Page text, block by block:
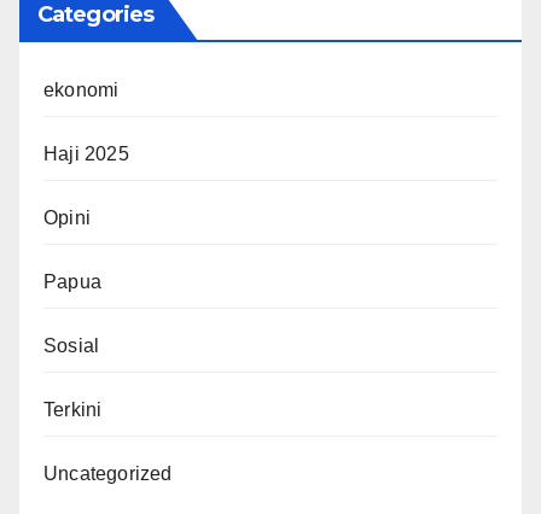
Categories
ekonomi
Haji 2025
Opini
Papua
Sosial
Terkini
Uncategorized